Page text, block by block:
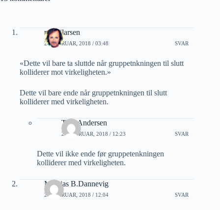
roaldjlarsen
21 FEBRUAR, 2018 / 03:48 SVAR
«Dette vil bare ta sluttde når gruppetnkningen til slutt
kolliderer mot virkeligheten.»
Dette vil bare ende når gruppetnkningen til slutt
kolliderer med virkeligheten.
Tore Andersen
22 FEBRUAR, 2018 / 12:23 SVAR
Dette vil ikke ende før gruppetenkningen
kolliderer med virkeligheten.
Mathias B.Dannevig
21 FEBRUAR, 2018 / 12:04 SVAR